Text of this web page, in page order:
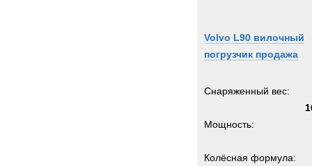
Volvo L90 вилочный
погрузчик продажа
Снаряженный вес:
Мощность:
Колёсная формула: